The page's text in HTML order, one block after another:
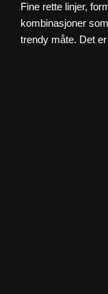
Fine rette linjer,
kombinasjoner
trendy måte. Det